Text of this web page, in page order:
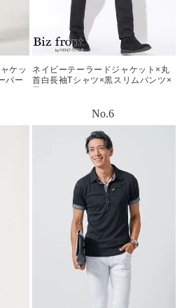
ケッ
パー
ネイビーテーラードジャケット×丸
首白長袖Tシャツ×黒スリムパンツ×